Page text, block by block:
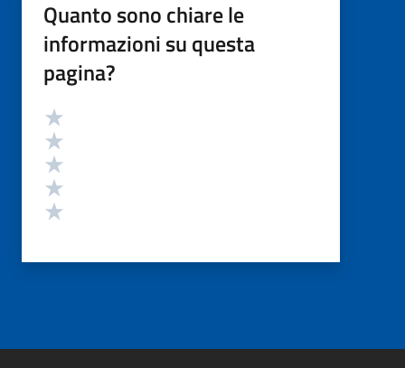
Quanto sono chiare le
informazioni su questa
pagina?
Valutazione